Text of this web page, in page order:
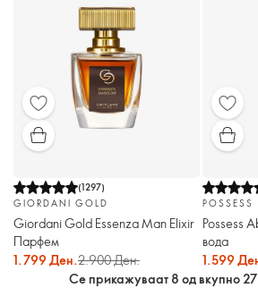
(1297)
GIORDANI GOLD
Giordani Gold Essenza Man Elixir
Парфем
1.799 Ден.2.900 Ден.
POSSESS
Possess
вода
1.599
Се прикажуваат 8 од вкупно